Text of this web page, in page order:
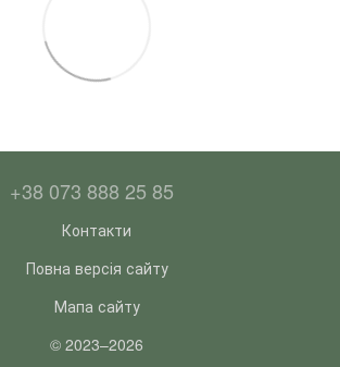
+38 073 888 25 85
Контакти
Повна версія сайту
Мапа сайту
© 2023–2026